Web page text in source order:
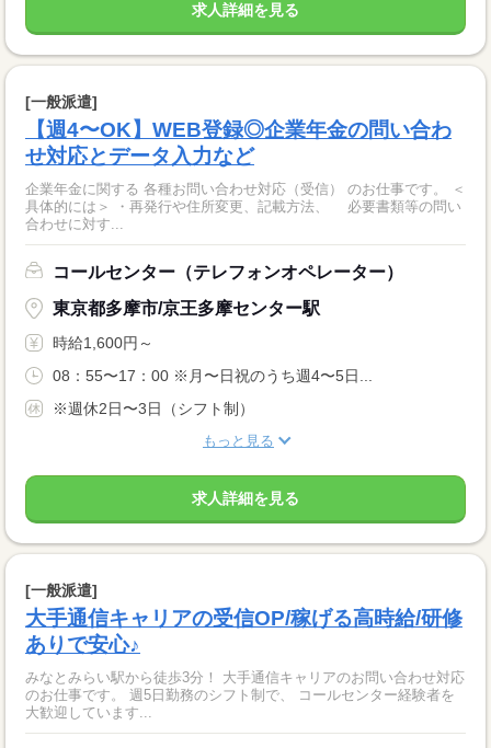
求人詳細を見る
[一般派遣]
【週4〜OK】WEB登録◎企業年金の問い合わ
せ対応とデータ入力など
企業年金に関する 各種お問い合わせ対応（受信） のお仕事です。 ＜
具体的には＞ ・再発行や住所変更、記載方法、 必要書類等の問い
合わせに対す...
コールセンター（テレフォンオペレーター）
東京都多摩市/京王多摩センター駅
時給1,600円～
08：55〜17：00 ※月〜日祝のうち週4〜5日...
※週休2日〜3日（シフト制）
もっと見る
求人詳細を見る
[一般派遣]
大手通信キャリアの受信OP/稼げる高時給/研修
ありで安心♪
みなとみらい駅から徒歩3分！ 大手通信キャリアのお問い合わせ対応
のお仕事です。 週5日勤務のシフト制で、 コールセンター経験者を
大歓迎しています...